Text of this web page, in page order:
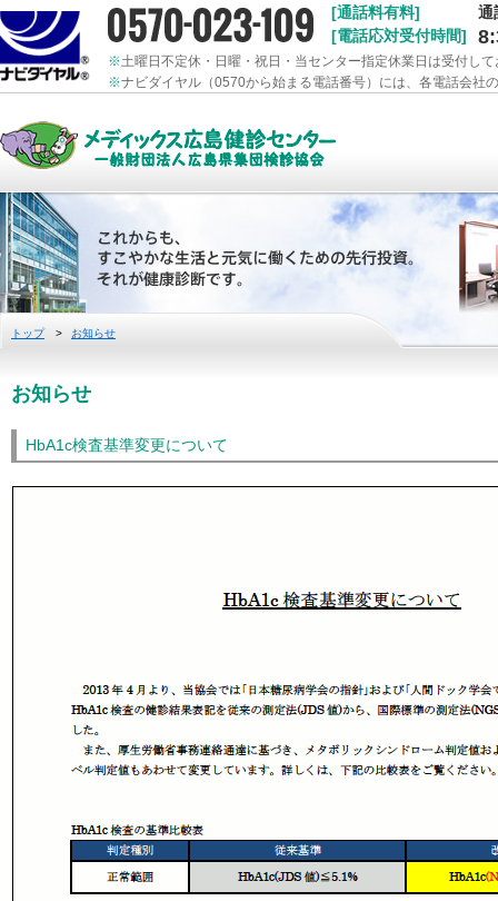
[通話料有料]
[電話応対受付時間]
通
※土曜日不定休・日曜・祝日・当センター指定休業日は受付し
※ナビダイヤル（0570から始まる電話番号）には、各電話会社
トップ> お知らせ
お知らせ
HbA1c検査基準変更について